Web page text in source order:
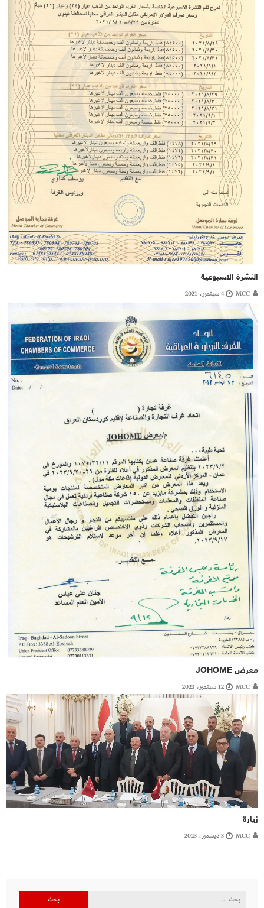
النشرة الاسبوعية
MCC 4 سبتمبر، 2021
معرض JOHOME
MCC 12 سبتمبر، 2023
زيارة
MCC 3 ديسمبر، 2023
البحث